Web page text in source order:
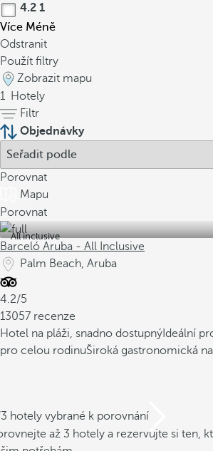
4.2 1
Více Méně
Odstranit
Použít filtry
Zobrazit mapu
1 Hotely
Filtr
Objednávky
Porovnat
Mapu
Porovnat
All inclusive
Barceló Aruba - All Inclusive
Palm Beach, Aruba
4.2/5
13057 recenze
Hotel na pláži, snadno dostupný Ideální
pro celou rodinuŠiroká gastronomická
hotely vybrané k porovnání
až 3 hotely a rezervujte si ten,